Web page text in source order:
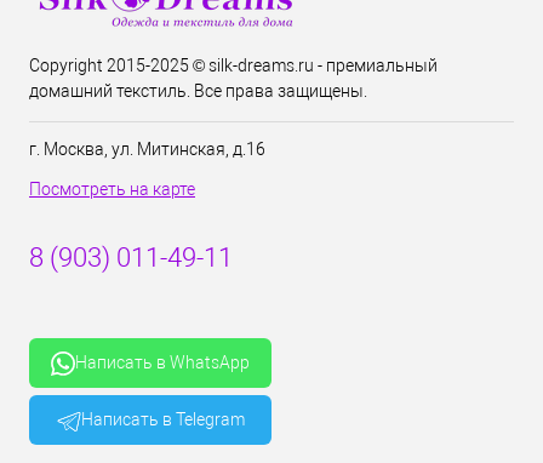
Copyright 2015-2025 © silk-dreams.ru - премиальный
домашний текстиль. Все права защищены.
г. Москва, ул. Митинская, д.16
Посмотреть на карте
8 (903) 011-49-11
Написать в WhatsApp
Написать в Telegram